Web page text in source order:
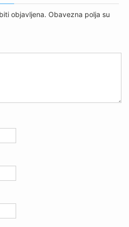
objavljena. Obavezna polja su